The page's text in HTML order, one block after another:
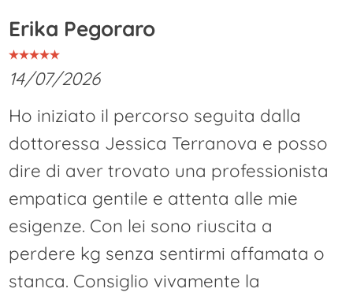
Erika Pegoraro
14/07/2026
Ho iniziato il percorso seguita dalla
dottoressa Jessica Terranova e posso
dire di aver trovato una professionista
empatica gentile e attenta alle mie
esigenze. Con lei sono riuscita a
perdere kg senza sentirmi affamata o
stanca. Consiglio vivamente la